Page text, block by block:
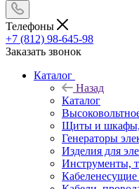
Телефоны
+7 (812) 98-645-98
Заказать звонок
Каталог
Назад
Каталог
Щиты и
Генераторы
Изделия для
Инструменты,